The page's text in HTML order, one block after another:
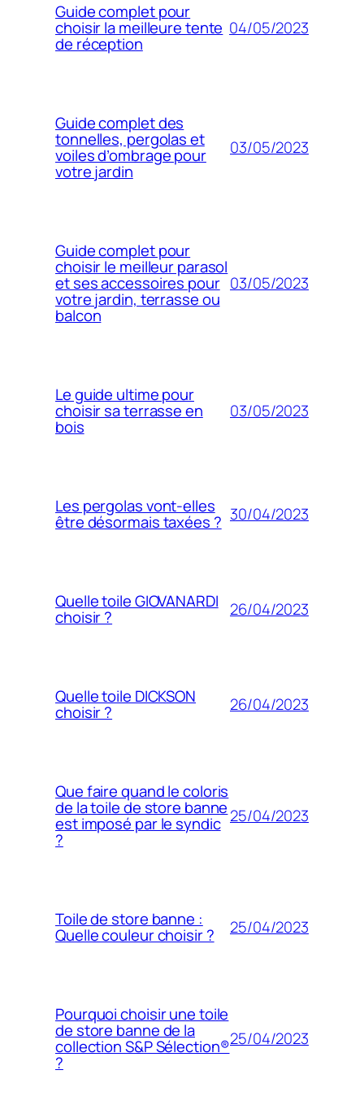
Guide complet pour
choisir la meilleure tente
de réception
04/05/2023
Guide complet des
tonnelles, pergolas et
voiles d’ombrage pour
votre jardin
03/05/2023
Guide complet pour
choisir le meilleur parasol
et ses accessoires pour
votre jardin, terrasse ou
balcon
03/05/2023
Le guide ultime pour
choisir sa terrasse en
bois
03/05/2023
Les pergolas vont-elles
être désormais taxées ? 30/04/2023
Quelle toile GIOVANARDI
choisir ? 26/04/2023
Quelle toile DICKSON
choisir ? 26/04/2023
Que faire quand le coloris
de la toile de store banne
est imposé par le syndic
?
25/04/2023
Toile de store banne :
Quelle couleur choisir ? 25/04/2023
Pourquoi choisir une toile
de store banne de la
collection S&P Sélection®
?
25/04/2023